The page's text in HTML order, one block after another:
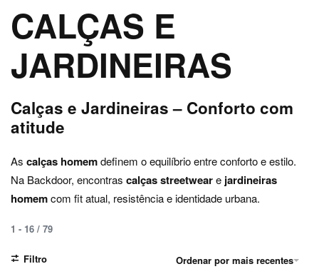
CALÇAS E
JARDINEIRAS
Calças e Jardineiras – Conforto com
atitude
As calças homemdefinem o equilíbrio entre conforto e estilo.
Na Backdoor, encontras calças streetweare jardineiras
homemcom fit atual, resistência e identidade urbana.
1 - 16 / 79
Ordenar por mais recentes
Filtro